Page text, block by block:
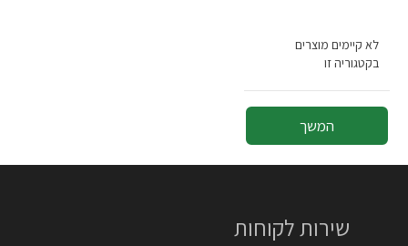
לא קיימים מוצרים
בקטגוריה זו
המשך
שירות לקוחות